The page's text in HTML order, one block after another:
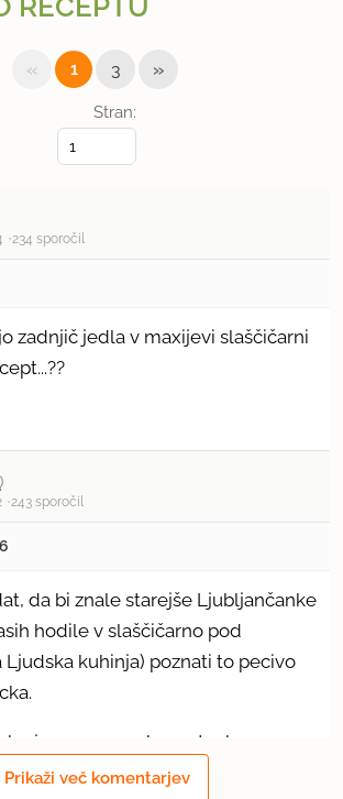
RECEPTU
Stran:
« 1 3 »
234 sporočil
zadnjič jedla v maxijevi slaščičarni
243 sporočil
da bi znale starejše Ljubljančanke
hodile v slaščičarno pod
kuhinja) poznati to pecivo
- jaz sem po vrhu na tanko
z marelično marmelado.
Prikaži več komentarjev